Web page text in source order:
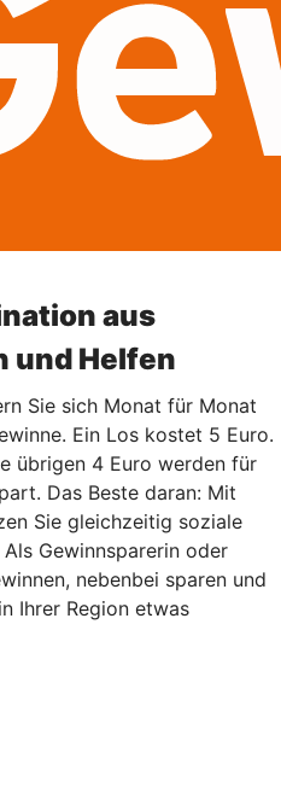
aus
und Helfen
Sie sich Monat für Monat
Ein Los kostet 5 Euro.
übrigen 4 Euro werden für
Das Beste daran: Mit
Sie gleichzeitig soziale
Gewinnsparerin oder
nebenbei sparen und
Ihrer Region etwas